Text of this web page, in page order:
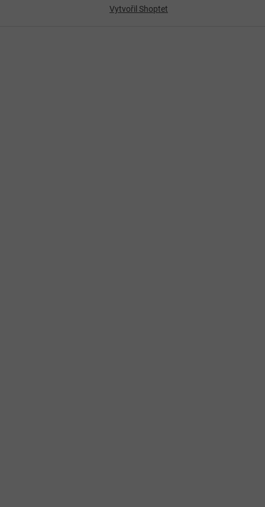
Vytvořil Shoptet